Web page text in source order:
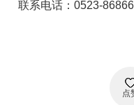
联系电话：0523-
点